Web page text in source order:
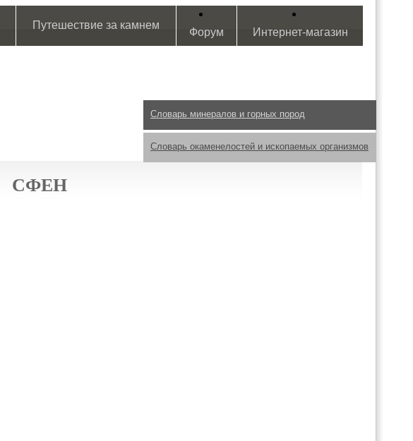
Путешествие за камнем
Форум Интернет-магазин
Словарь минералов и горных пород
Словарь окаменелостей и ископаемых организмов
СФЕН